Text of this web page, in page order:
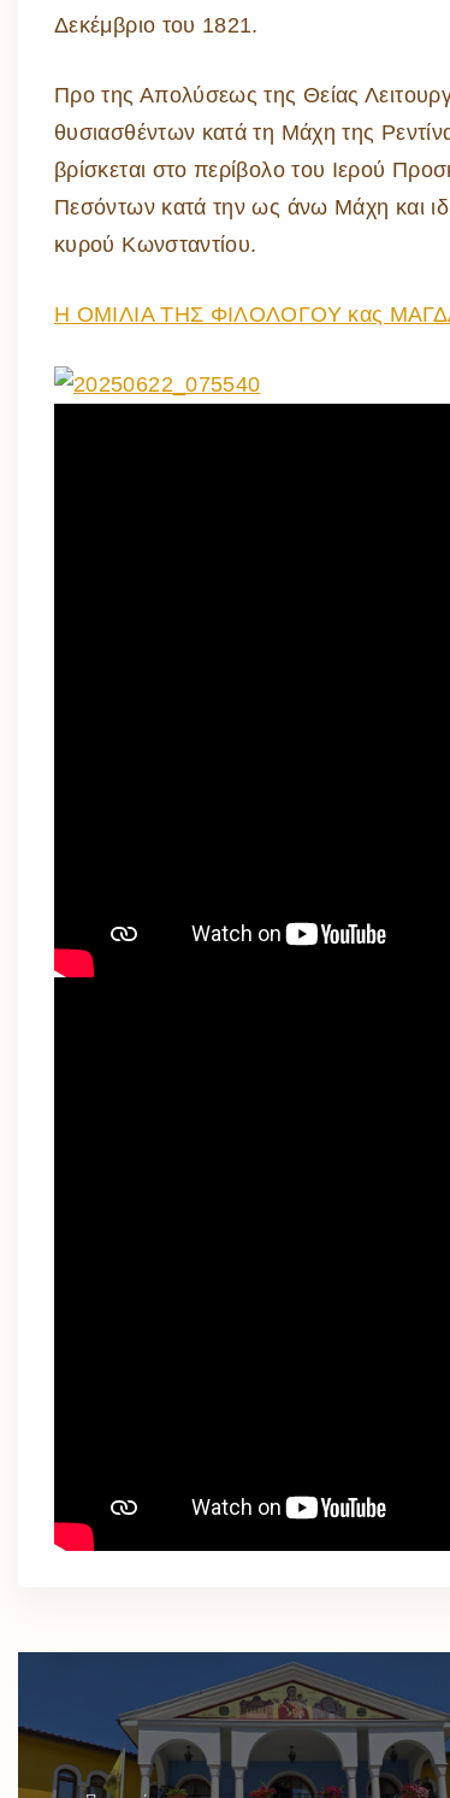
Δεκέμβριο του 1821.
Προ της Απολύσεως της Θείας
θυσιασθέντων κατά τη Μάχη της
βρίσκεται στο περίβολο του Ιερού
Πεσόντων κατά την ως άνω Μάχη και
κυρού Κωνσταντίου.
Η ΟΜΙΛΙΑ ΤΗΣ ΦΙΛΟΛΟΓΟΥ κας